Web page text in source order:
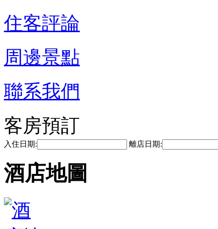
住客評論
周邊景點
聯系我們
客房預訂
入住日期: 離店日期:
酒店地圖